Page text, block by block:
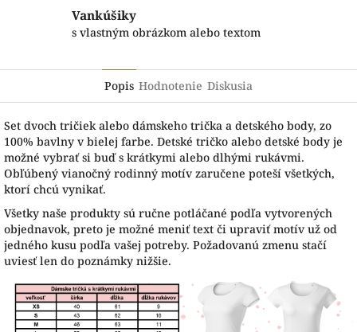
Vankúšiky
s vlastným obrázkom alebo textom
Popis Hodnotenie Diskusia
Set dvoch tričiek alebo dámskeho trička a detského body, zo
100% bavlny v bielej farbe. Detské tričko alebo detské body je
možné vybrať si buď s krátkymi alebo dlhými rukávmi.
Obľúbený vianočný rodinný motív zaručene poteší všetkých,
ktorí chcú vynikať.
Všetky naše produkty sú ručne potláčané podľa vytvorených
objednavok, preto je možné meniť text či upraviť motív už od
jedného kusu podľa vašej potreby. Požadovanú zmenu stačí
uviesť len do poznámky nižšie.